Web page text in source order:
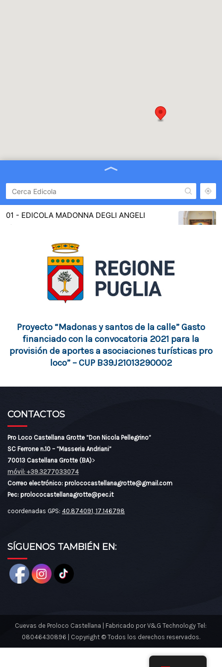
01 - EDICOLA MADONNA DEGLI ANGELI
Vía Madonna degli Angeli
02 - EDICOLA MADONNA DELLA VETRANA
03 - EDICOLA MADONNA DELLA MADIA
Vía Apulia
06 - EDICOLA MADONNA DELLA VETRANA
Vico Don Giovanni Bosco
07 - EDICOLA DEL CROCIFISSO
Por la Piazza Vecchia
09 - EDICOLA MADONNA DELL’IMMACOLATA
Proyecto “Madonas y santos de la calle” Gasto
financiado con la convocatoria 2021 para la
provisión de aportes a asociaciones turísticas pro
loco” – CUP B39J21013290002
CONTACTOS
Pro Loco Castellana Grotte “Don Nicola Pellegrino”
SC Ferrone n.10 – “Masseria Andriani”
70013 Castellana Grotte (BA)>
móvil: +39.3277033074
Correo electrónico: prolococastellanagrotte@gmail.com
Pec: prolococastellanagrotte@pec.it
coordenadas GPS: 40.874091, 17.146798
SÍGUENOS TAMBIÉN EN:
Cuevas de Proloco Castellana | Fabricado por V&G Technology Tel:
08046430896 | Copyright © Todos los derechos reservados.